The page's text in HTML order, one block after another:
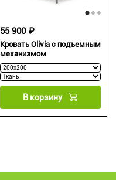
Кровать Olivia с подъемным
механизмом
55 900 ₽
В корзину